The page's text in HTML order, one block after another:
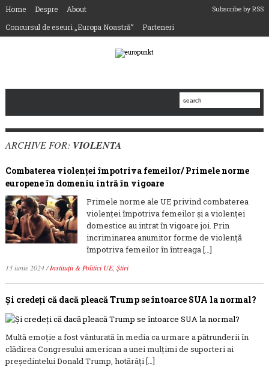
Subscribe by RSS
Home Despre
About
Concursul de eseuri „Europa Noastră”
Parteneri
ARCHIVE FOR: VIOLENTA
Combaterea violenței împotriva femeilor/ Primele norme
europene în domeniu intră în vigoare
Primele norme ale UE privind combaterea
violenței împotriva femeilor și a violenței
domestice au intrat în vigoare joi. Prin
incriminarea anumitor forme de violență
împotriva femeilor în întreaga […]
13 iunie 2024/Instituții & Politici UE, Știri
Și credeți că dacă pleacă Trump se întoarce SUA la normal?
Multă emoție a fost vânturată în media ca urmare a pătrunderii în
clădirea Congresului american a unei mulțimi de suporteri ai
președintelui Donald Trump, hotărâți […]